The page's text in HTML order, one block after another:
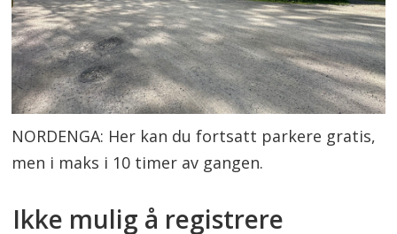
NORDENGA: Her kan du fortsatt parkere gratis,
men i maks i 10 timer av gangen.
Ikke mulig å registrere